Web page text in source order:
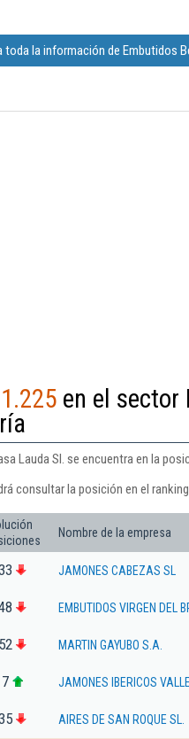
toda la información de Embutidos
en el sector
Lauda Sl. se encuentra en la
consultar la posición en el
Nombre de la empresa
JAMONES CABEZAS SL
EMBUTIDOS VIRGEN DEL
52 MARTIN GAYUBO S.A.
7 JAMONES IBERICOS
AIRES DE SAN ROQUE SL.